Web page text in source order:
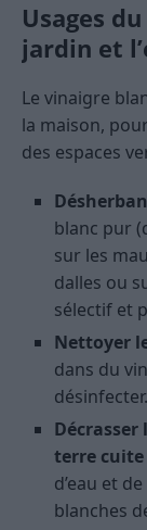
Usages
jardin et
Le vinaigre
la maison,
des espaces
blanc pur
sur les
dalles ou
sélectif et
Nettoyer
dans du
désinfecter.
terre cuite
d’eau et
blanches